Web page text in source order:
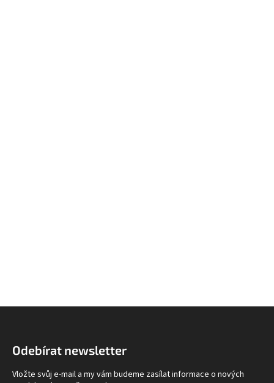
Odebírat newsletter
Vložte svůj e-mail a my vám budeme zasílat informace o nových